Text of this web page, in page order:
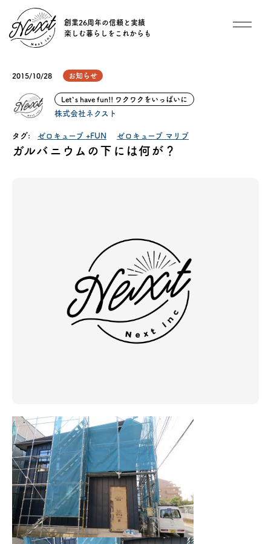
創業26周年の信頼と実績
楽しむ暮らしをこれからも
住宅商品
イベント
SDGs
プライバシーポリシー
モデルハウス見学・ご予約
2015/10/28 お知らせ
Let`s have fun!! ワクワクをいっぱいに
株式会社ネクスト
タグ: ゼロキューブ +FUN ゼロキューブ マリブ
ガルバニウムの下には何が？